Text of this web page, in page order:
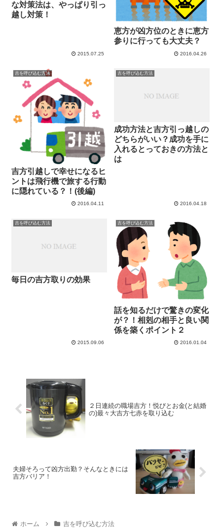
な対策法は、やっぱり引っ
越し対策！
2015.07.25
恵方が凶方位のときに恵方
参りに行っても大丈夫？
2016.04.26
吉を呼び込む方法
吉方引越しで幸せになるヒ
ントは飛行機で旅する行動
に隠れている？！(後編)
2016.04.11
吉を呼び込む方法
成功方法と吉方引っ越しの
どちらがいい？成功を手に
入れるとっておきの方法と
は
2016.04.18
吉を呼び込む方法
毎日の吉方取りの効果
2015.09.06
吉を呼び込む方法
話を知るだけで驚きの変化
が？！相剋の相手と良い関
係を築くポイント２
2016.01.04
２日連続の職場吉方！悦びとお金(と結婚
の)最々大吉方七赤を取り込む
夫婦そろって凶方出勤？そんなときには
吉方バリア！
ホーム 吉を呼び込む方法